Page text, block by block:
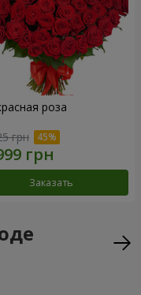
роза
грн
Заказать